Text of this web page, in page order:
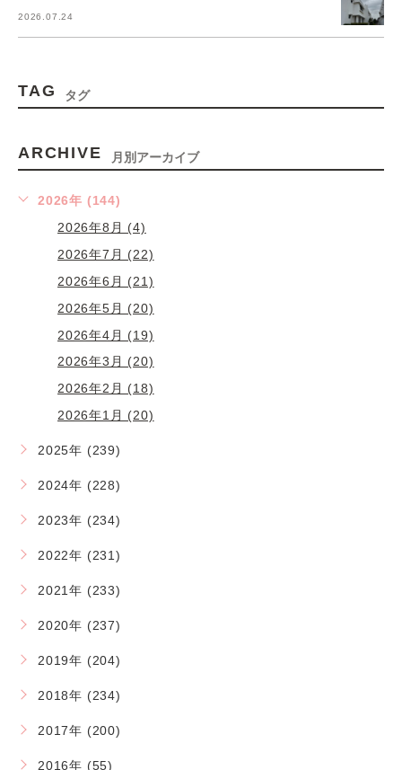
2026.07.24
TAG タグ
ARCHIVE 月別アーカイブ
2026年 (144)
2026年8月 (4)
2026年7月 (22)
2026年6月 (21)
2026年5月 (20)
2026年4月 (19)
2026年3月 (20)
2026年2月 (18)
2026年1月 (20)
2025年 (239)
2024年 (228)
2023年 (234)
2022年 (231)
2021年 (233)
2020年 (237)
2019年 (204)
2018年 (234)
2017年 (200)
2016年 (55)